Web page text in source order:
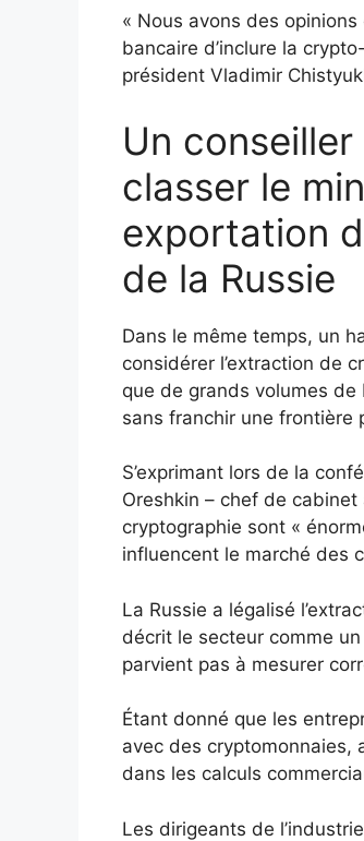
« Nous avons des
bancaire d’inclure la
président Vladimir
Un
classer le
exportation
de la Russie
Dans le même temps, un
considérer l’extraction de
que de grands volumes
sans franchir une frontière
S’exprimant lors de la
Oreshkin – chef de
cryptographie sont «
influencent le marché des
La Russie a légalisé
décrit le secteur comme
parvient pas à mesurer
Étant donné que les
avec des cryptomonnaies,
dans les calculs
Les dirigeants de